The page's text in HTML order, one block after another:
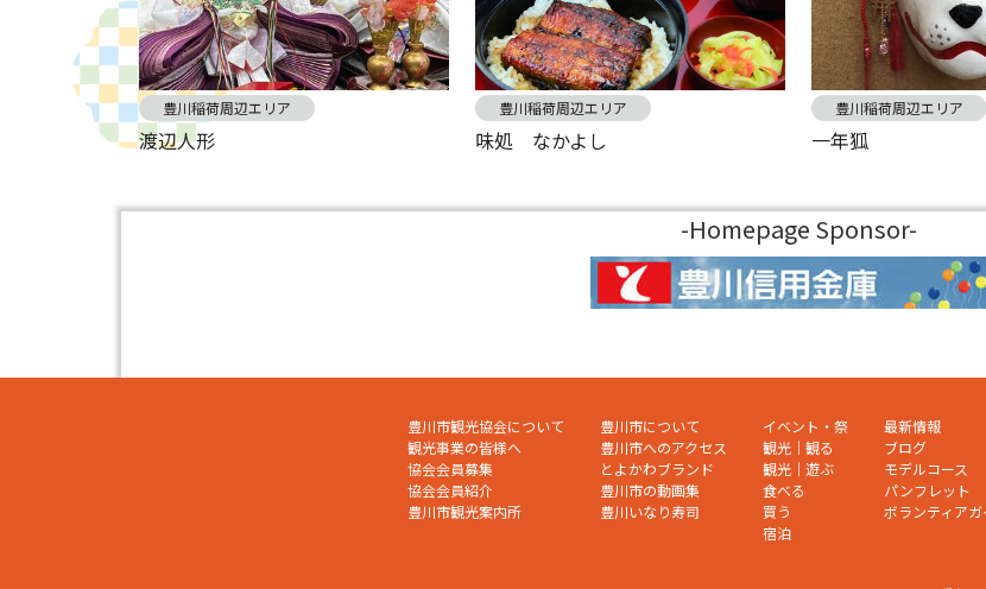
豊川稲荷周辺エリア
渡辺人形
豊川稲荷周辺エリア
味処 なかよし
豊川稲荷周辺エリア
一年狐
-Homepage Sponsor-
豊川市観光協会について
観光事業の皆様へ
協会会員募集
協会会員紹介
豊川市観光案内所
豊川市について
豊川市へのアクセス
とよかわブランド
豊川市の動画集
豊川いなり寿司
イベント・祭
観光｜観る
観光｜遊ぶ
食べる
買う
宿泊
最新情報
ブログ
モデルコース
パンフレット
ボランティアガ